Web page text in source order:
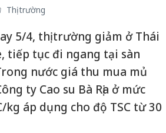
Thị trường
5/4, thị trường giảm ở Thái
tiếp tục đi ngang tại sàn
nước giá thu mua mủ
ty Cao su Bà Rịa ở mức
kg áp dụng cho độ TSC từ 30